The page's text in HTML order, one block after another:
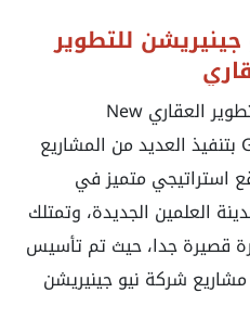
للتطوير
العقاريNew
بتنفيذ العديد من المشاريع
استراتيجي متميز في
العلمين الجديدة، وتمتلك
قصيرة جدا، حيث تم تأسيس
نيو جينيريشن